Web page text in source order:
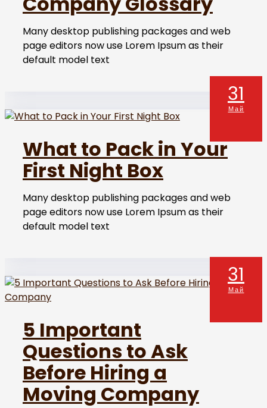
Many desktop publishing packages and web
page editors now use Lorem Ipsum as their
default model text
31
Май
What to Pack in Your
First Night Box
Many desktop publishing packages and web
page editors now use Lorem Ipsum as their
default model text
31
Май
5 Important
Questions to Ask
Before Hiring a
Moving Company